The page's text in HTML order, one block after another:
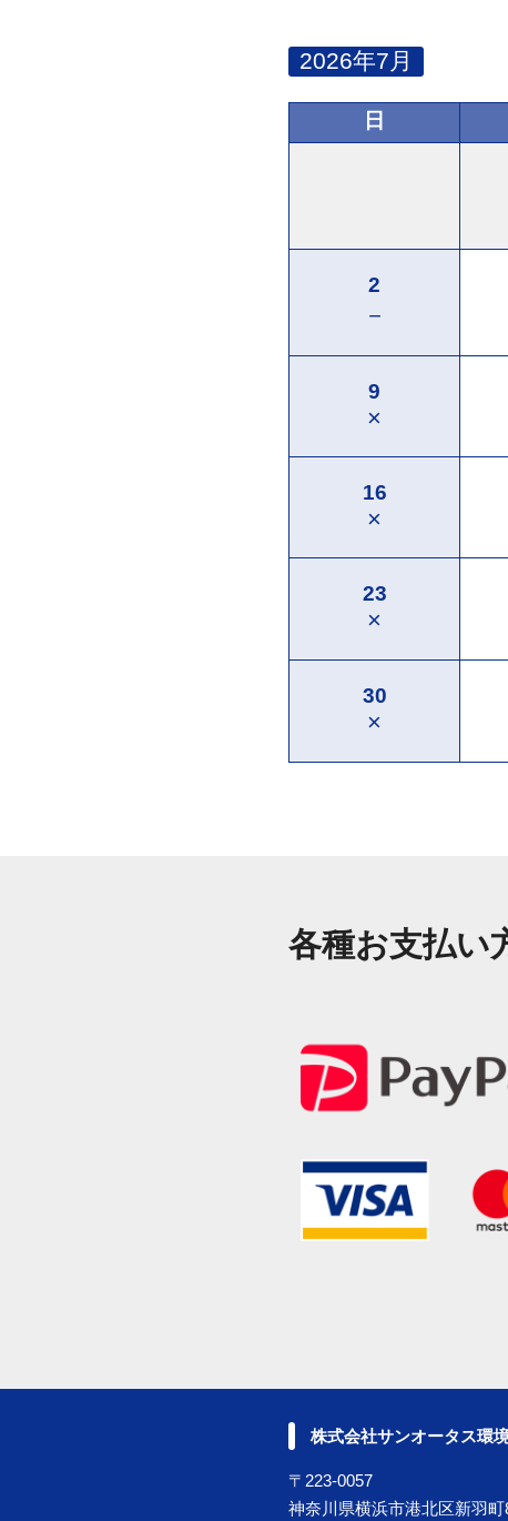
日
2
－
9
×
16
×
23
×
30
×
2026年7月
各種お支払い
株式会社サンオータス環
〒223-0057
神奈川県横浜市港北区新羽町